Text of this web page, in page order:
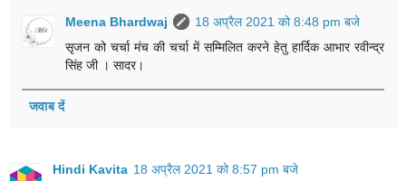
Meena Bhardwaj
18 अप्रैल 2021 को 8:48 pm बजे
सृजन को चर्चा मंच की चर्चा में सम्मिलित करने हेतु हार्दिक आभार रवीन्द्र
सिंह जी । सादर।
जवाब दें
Hindi Kavita 18 अप्रैल 2021 को 8:57 pm बजे